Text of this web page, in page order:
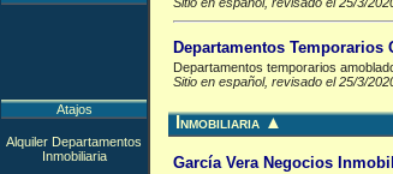
Departamentos Temporarios
Departamentos temporarios
Sitio en español, revisado el 25/3/
Inmobiliaria ▲
García Vera Negocios
Atajos
Alquiler Departamentos
Inmobiliaria